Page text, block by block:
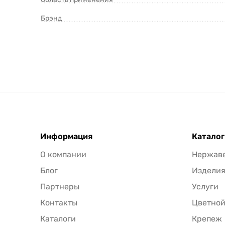
Брэнд
Информация
О компании
Блог
Партнеры
Контакты
Каталоги
Каталог
Изделия
Услуги
Крепеж